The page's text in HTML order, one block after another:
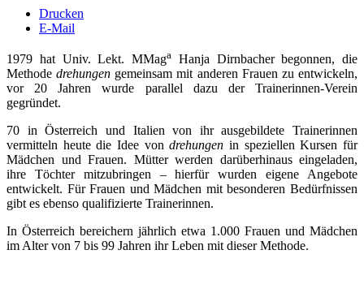
Drucken
E-Mail
1979 hat Univ. Lekt. MMaga
Hanja Dirnbacher begonnen, die
Methodedrehungen gemeinsam mit anderen Frauen zu entwickeln,
vor 20 Jahren wurde parallel dazu der Trainerinnen-Verein
gegründet.
70 in Österreich und Italien von ihr ausgebildete Trainerinnen
vermitteln heute die Idee vondrehungen in speziellen Kursen für
Mädchen und Frauen. Mütter werden darüberhinaus eingeladen,
ihre Töchter mitzubringen – hierfür wurden eigene Angebote
entwickelt. Für Frauen und Mädchen mit besonderen Bedürfnissen
gibt es ebenso qualifizierte Trainerinnen.
In Österreich bereichern jährlich etwa 1.000 Frauen und Mädchen
im Alter von 7 bis 99 Jahren ihr Leben mit dieser Methode.